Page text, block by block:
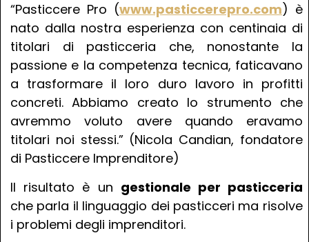
“Pasticcere Pro (www.pasticcerepro.com) è
nato dalla nostra esperienza con centinaia di
titolari di pasticceria che, nonostante la
passione e la competenza tecnica, faticavano
a trasformare il loro duro lavoro in profitti
concreti. Abbiamo creato lo strumento che
avremmo voluto avere quando eravamo
titolari noi stessi.” (Nicola Candian, fondatore
di Pasticcere Imprenditore)
Il risultato è un gestionale per pasticceria
che parla il linguaggio dei pasticceri ma risolve
i problemi degli imprenditori.